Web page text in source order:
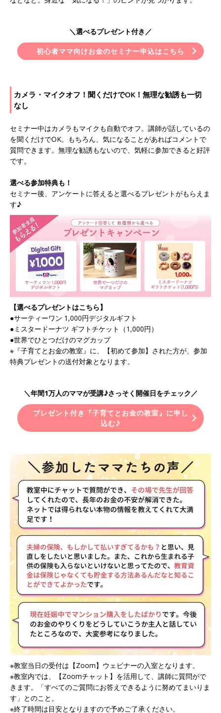
＼選べるプレゼント付き／
初心者ママ向けお金のセミナー申込はこちら
カメラ・マイクオフ！聞くだけでOK！無理な勧誘も一切
なし
セミナー中はカメラもマイクも自動でオフ。講師が話しているの
を聞くだけでOK。もちろん、気になることがあればコメントで
質問できます。無理な勧誘もないので、気軽に参加できると好評
です。
選べる参加特典も！
セミナー後、アンケートに答えると選べるプレゼントがもらえま
す♪
【選べるプレゼントはこちら】
●サーティーワン 1,000円デジタルギフト
●ミスタードーナツ ギフトチケット（1,000円）
●世界でひとつだけのマグカップ
※『子育てとお金の教室』に、【初めて参加】された方が、参加
特典プレゼントの送付対象となります。
＼年間1万人のママが受講♪さっそく開催日をチェック／
プレゼント付き『子育てとお金の教室』に申し
込む♪
※教室当日の受付は【Zoom】ウェビナーの入室となります。
※教室内では、【Zoomチャット】を活用して、講師に質問がで
きます。「すべてのご質問にお答えできるように努めてまいりま
す」とのこと。
※終了時間は目安となりますので予めご了承ください。